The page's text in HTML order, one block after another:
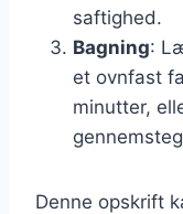
saftighed.
Bagning:
et ovnfast
minutter,
Denne opskrift